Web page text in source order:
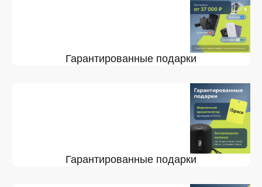
Гарантированные подарки
Гарантированные подарки